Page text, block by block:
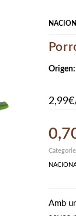
Origen:
Amb